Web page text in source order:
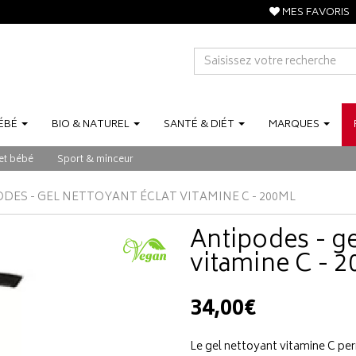
MES FAVORIS
BIO &NATUREL SANTÉ &DIÉT MARQUES
bébé Sport & minceur
- GEL NETTOYANT ÉCLAT VITAMINE C - 200ML
Antipodes -
vitamine C -
34,00€
Le gel nettoyant vitamine C